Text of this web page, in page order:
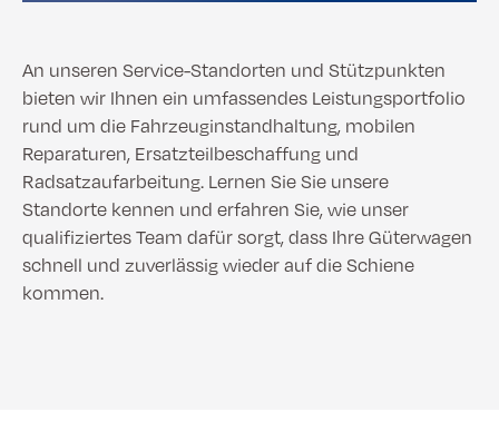
An unseren Service-Standorten und Stützpunkten
bieten wir Ihnen ein umfassendes Leistungsportfolio
rund um die Fahrzeuginstandhaltung, mobilen
Reparaturen, Ersatzteilbeschaffung und
Radsatzaufarbeitung. Lernen Sie Sie unsere
Standorte kennen und erfahren Sie, wie unser
qualifiziertes Team dafür sorgt, dass Ihre Güterwagen
schnell und zuverlässig wieder auf die Schiene
kommen.